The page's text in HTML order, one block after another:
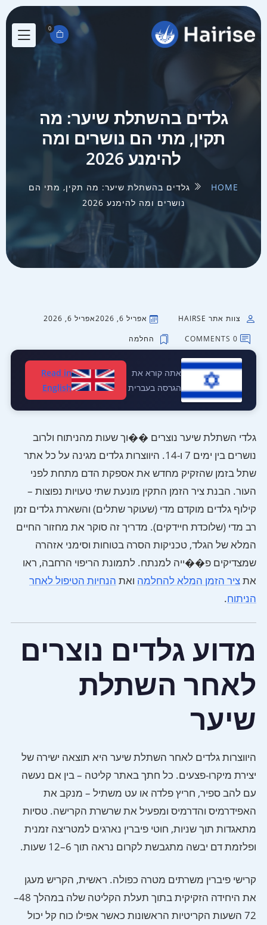
0
גלדים בהשתלת שיער: מה
תקין, מתי הם נושרים ומה
להימנע 2026
HOME
גלדים בהשתלת שיער: מה תקין, מתי הם
נושרים ומה להימנע 2026
צוות אתר HAIRSE אפריל 6, 2026
אפריל 6, 2026
0 COMMENTS
החלמה
אתה קורא את
הגרסה בעברית
Read in
English
גלדי השתלת שיער נוצרים ��וך שעות מהניתוח ולרוב
נושרים בין ימים 7 ו-14. היווצרות גלדים מגינה על כל אתר
שתל בזמן שהזקיק מחדש את אספקת הדם מתחת לפני
העור. הבנת ציר הזמן התקין מונעת שתי טעויות נפוצות –
קילוף גלדים מוקדם מדי (שעוקר שתלים) והשארת גלדים זמן
רב מדי (שלוכדת חיידקים). מדריך זה סוקר את מחזור החיים
המלא של הגלד, טכניקות הסרה בטוחות וסימני אזהרה
שמצדיקים פ��ייה למנתח. לתמונת הריפוי הרחבה, ראו
אתציר הזמן המלא להחלמה ואת הנחיות הטיפול לאחר
הניתוח.
מדוע גלדים נוצרים
לאחר השתלת
שיער
היווצרות גלדים לאחר השתלת שיער היא תוצאה ישירה של
יצירת מיקרו-פצעים. כל חתך באתר קליטה – בין אם נעשה
עם להב ספיר, חריץ פלדה או עט משתיל – מנקב את
האפידרמיס והדרמיס ומפעיל את שרשרת הקרישה. טסיות
מתאגדות תוך שניות, חוטי פיברין נארגים למטריצה זמנית
ופלזמת דם יבשה מתגבשת לקרום נראה תוך 6–12 שעות.
קרישי פיברין משרתים מטרה כפולה. ראשית, הקריש מעגן
את היחידה הזקיקית בתוך תעלת הקליטה שלה במהלך 48–
72 השעות הקריטיות הראשונות כאשר אפילו כוח קל יכול